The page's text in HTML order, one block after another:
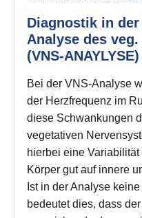
Diagnostik in
Analyse des
(VNS-ANAYLYSE)
Bei der VNS-Analyse
der Herzfrequenz im
diese Schwankungen
vegetativen
hierbei eine
Körper gut auf innere
Ist in der Analyse
bedeutet dies, dass